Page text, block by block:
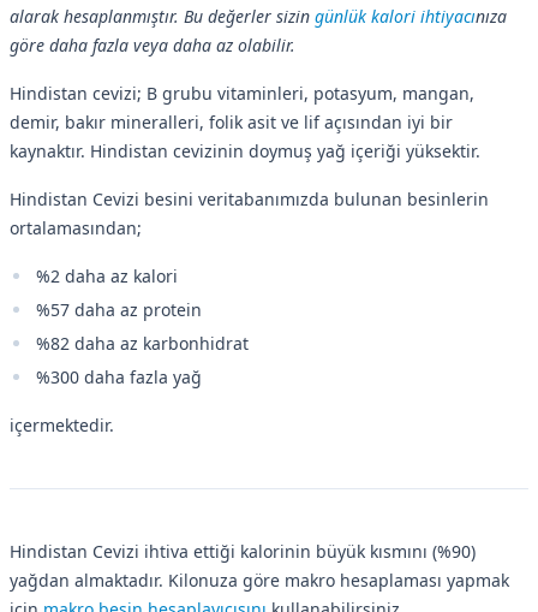
alarak hesaplanmıştır. Bu değerler sizin günlük kalori ihtiyacınıza
göre daha fazla veya daha az olabilir.
Hindistan cevizi; B grubu vitaminleri, potasyum, mangan,
demir, bakır mineralleri, folik asit ve lif açısından iyi bir
kaynaktır. Hindistan cevizinin doymuş yağ içeriği yüksektir.
Hindistan Cevizi besini veritabanımızda bulunan besinlerin
ortalamasından;
%2 daha az kalori
%57 daha az protein
%82 daha az karbonhidrat
%300 daha fazla yağ
içermektedir.
Hindistan Cevizi ihtiva ettiği kalorinin büyük kısmını (%90)
yağdan almaktadır. Kilonuza göre makro hesaplaması yapmak